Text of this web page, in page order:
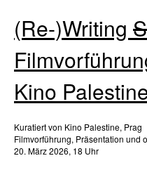
(Re-)Writing
Kino
Kuratiert von Kino Palestine, Prag
Filmvorführung, Präsentation und
20. März 2026, 18 Uhr